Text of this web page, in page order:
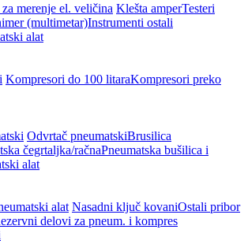
merenje el. veličina Klešta amperTesteri
(multimetar)Instrumenti ostali
alat
Kompresori do 100 litaraKompresori preko
Odvrtač pneumatskiBrusilica
čegrtaljka/račnaPneumatska bušilica i
alat
alat Nasadni ključ kovaniOstali pribor
delovi za pneum. i kompres